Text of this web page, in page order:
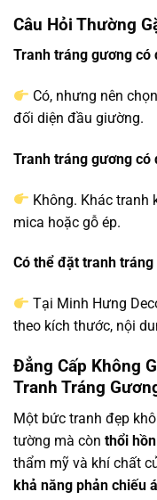
Câu Hỏi Thường
Tranh tráng gương có
Có, nhưng nên
đối diện đầu giường.
Tranh tráng gương có
Không. Khác tranh
mica hoặc gỗ ép.
Có thể đặt tranh
Tại Minh Hưng
theo kích thước, nội
Đẳng Cấp Không
Tranh Tráng
Một bức tranh đẹp
tường mà còn thổi
thẩm mỹ và khí chất
khả năng phản chiếu